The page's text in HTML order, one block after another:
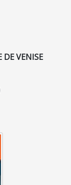
DE VENISE